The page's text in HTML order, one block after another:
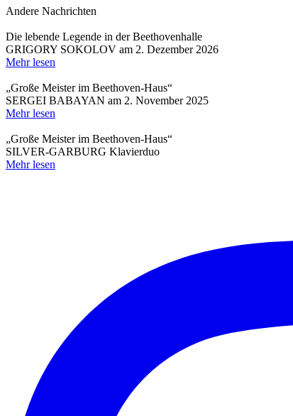
Andere Nachrichten
Die lebende Legende in der Beethovenhalle
GRIGORY SOKOLOV am 2. Dezember 2026
Mehr lesen
„Große Meister im Beethoven-Haus“
SERGEI BABAYAN am 2. November 2025
Mehr lesen
„Große Meister im Beethoven-Haus“
SILVER-GARBURG Klavierduo
Mehr lesen